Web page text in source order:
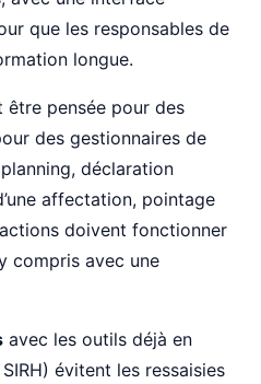
que les responsables de
longue.
être pensée pour des
des gestionnaires de
déclaration
affectation, pointage
doivent fonctionner
compris avec une
avec les outils déjà en
évitent les ressaisies